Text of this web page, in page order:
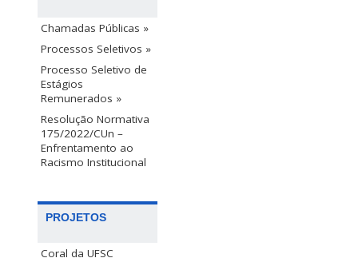
Chamadas Públicas »
Processos Seletivos »
Processo Seletivo de
Estágios
Remunerados »
Resolução Normativa
175/2022/CUn –
Enfrentamento ao
Racismo Institucional
PROJETOS
Coral da UFSC